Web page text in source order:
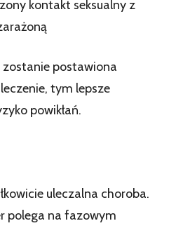
kontakt seksualny z
zostanie postawiona
tym lepsze
powikłań.
uleczalna choroba.
polega na fazowym